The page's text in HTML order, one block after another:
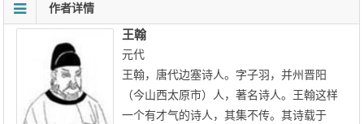
作者详情
王翰
元代
王翰，唐代边塞诗人。字子羽，并州晋阳
（今山西太原市）人，著名诗人。王翰这样
一个有才气的诗人，其集不传。其诗载于